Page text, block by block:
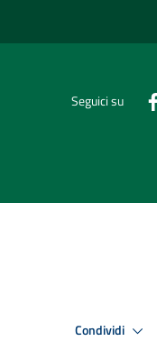
Seguici su
Condividi